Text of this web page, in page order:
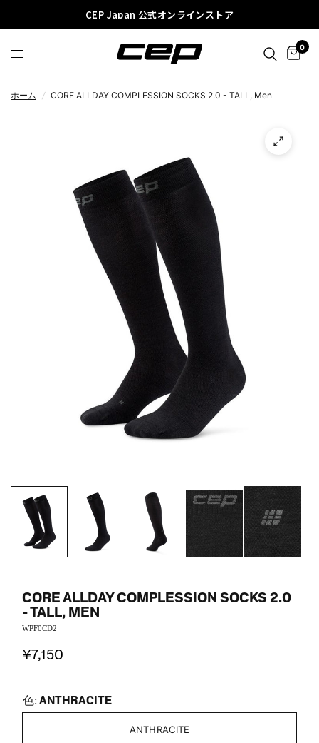
CEP Japan 公式オンラインストア
0
ホーム / CORE ALLDAY COMPLESSION SOCKS 2.0 - TALL, Men
CORE ALLDAY COMPLESSION SOCKS 2.0
- TALL, MEN
WPF0CD2
¥7,150
色: ANTHRACITE
ANTHRACITE